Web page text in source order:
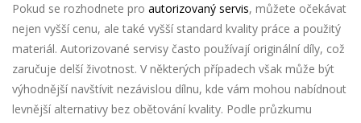
Pokud se rozhodnete pro autorizovaný servis, můžete očekávat
nejen vyšší cenu, ale také vyšší standard kvality práce a použitý
materiál. Autorizované servisy často používají originální díly, což
zaručuje delší životnost. V některých případech však může být
výhodnější navštívit nezávislou dílnu, kde vám mohou nabídnout
levnější alternativy bez obětování kvality. Podle průzkumu